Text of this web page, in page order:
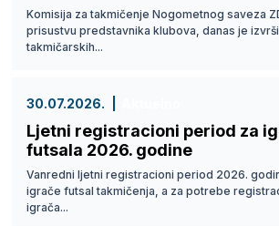
Komisija za takmičenje Nogometnog saveza
prisustvu predstavnika klubova, danas je
takmičarskih...
30.07.2026.
Ljetni registracioni period za
futsala 2026. godine
Vanredni ljetni registracioni period 2026.
igrače futsal takmičenja, a za potrebe
igrača...